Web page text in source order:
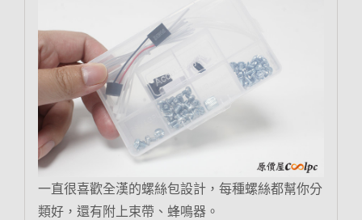
一直很喜歡全漢的螺絲包設計，每種螺絲都幫你分
類好，還有附上束帶、蜂鳴器。